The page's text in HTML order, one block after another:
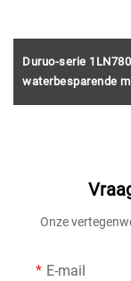
Duruo-serie
waterbesparende
Onze
E-mail